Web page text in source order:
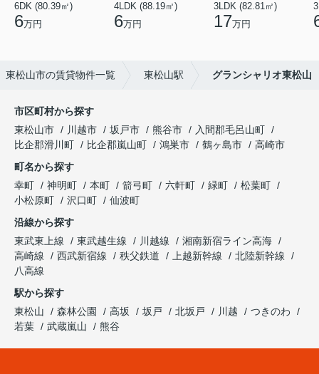
6DK (80.39㎡)
6万円
4LDK (88.19㎡)
6万円
3LDK (82.81㎡)
17万円
東松山市の賃貸物件一覧 東松山駅 グランシャリオ東松山
市区町村から探す
東松山市
川越市 坂戸市 熊谷市
入間郡毛呂山町
比企郡滑川町
比企郡嵐山町 鴻巣市 鶴ヶ島市
高崎市
町名から探す
幸町
神明町 本町 箭弓町 六軒町 緑町
松葉町
小松原町
沢口町
仙波町
沿線から探す
東武東上線
東武越生線 川越線
湘南新宿ライン高海
高崎線
西武新宿線 秩父鉄道 上越新幹線
北陸新幹線
八高線
駅から探す
東松山
森林公園 高坂 坂戸 北坂戸 川越
つきのわ
若葉
武蔵嵐山 熊谷